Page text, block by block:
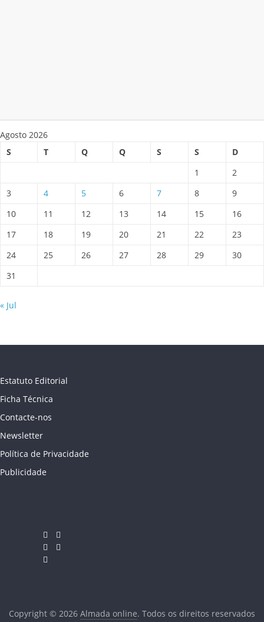
Agosto 2026
S
T Q Q S S
D
1
2
3
4 5 6 7 8
9
10
11 12 13 14 15
16
17
18 19 20 21 22
23
24
25 26 27 28 29
30
31
« Jul
Estatuto Editorial
Ficha Técnica
Contacte-nos
Newsletter
Política de Privacidade
Publicidade
Copyright © 2026 Almada online. Todos os direitos reservados